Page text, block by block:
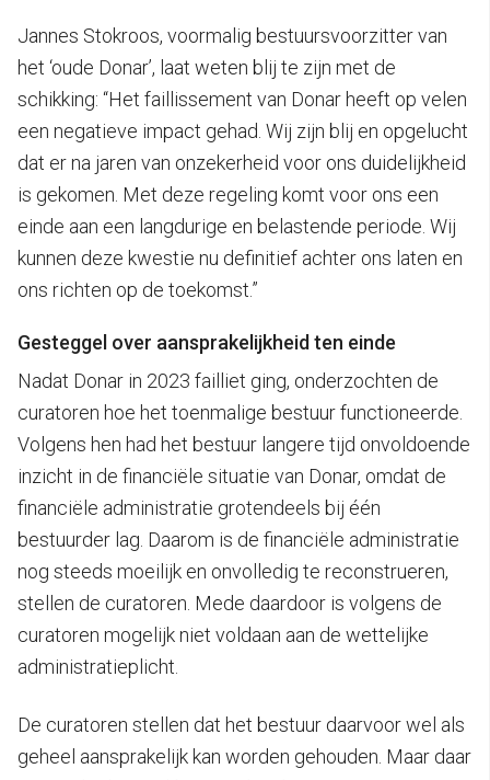
Jannes Stokroos, voormalig bestuursvoorzitter van
het ‘oude Donar’, laat weten blij te zijn met de
schikking: “Het faillissement van Donar heeft op velen
een negatieve impact gehad. Wij zijn blij en opgelucht
dat er na jaren van onzekerheid voor ons duidelijkheid
is gekomen. Met deze regeling komt voor ons een
einde aan een langdurige en belastende periode. Wij
kunnen deze kwestie nu definitief achter ons laten en
ons richten op de toekomst.”
Gesteggel over aansprakelijkheid ten einde
Nadat Donar in 2023 failliet ging, onderzochten de
curatoren hoe het toenmalige bestuur functioneerde.
Volgens hen had het bestuur langere tijd onvoldoende
inzicht in de financiële situatie van Donar, omdat de
financiële administratie grotendeels bij één
bestuurder lag. Daarom is de financiële administratie
nog steeds moeilijk en onvolledig te reconstrueren,
stellen de curatoren. Mede daardoor is volgens de
curatoren mogelijk niet voldaan aan de wettelijke
administratieplicht.
De curatoren stellen dat het bestuur daarvoor wel als
geheel aansprakelijk kan worden gehouden. Maar daar